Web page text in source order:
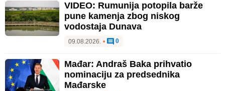
VIDEO: Rumunija potopila barže
pune kamenja zbog niskog
vodostaja Dunava
09.08.2026. • 0
Mađar: Andraš Baka prihvatio
nominaciju za predsednika
Mađarske